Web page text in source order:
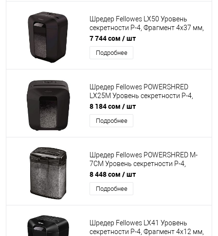
Шредер Fellowes LX50 Уровень
секретности P-4, Фрагмент 4х37 мм,
Подача 9 лист, Ёмкость корзины 17
л, Уничтожение скоб, скрепок, пл.
карт, Чёрный
7 744 сом / шт
Подробнее
Шредер Fellowes POWERSHRED
LX25M Уровень секретности P-4,
Фрагмент 4х12 мм, Подача 5(30)
лист, Ёмкость корзины 11,5 л,
Уничтожение скоб, скрепок, пл. карт,
8 184 сом / шт
Подробнее
Шредер Fellowes POWERSHRED M-
7CM Уровень секретности P-4,
Фрагмент 4х35 мм, Подача
5(30)лист, Ёмкость корзины 13л,
Уничтожение скоб, скрепок, пл. карт,
8 448 сом / шт
Подробнее
Шредер Fellowes LX41 Уровень
секретности P-4, Фрагмент 4х12 мм,